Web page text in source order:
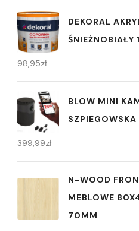
DEKORAL
ŚNIEŻNOBIAŁY
98,95zł
BLOW MINI
399,99zł
N-WOOD
MEBLOWE
70MM